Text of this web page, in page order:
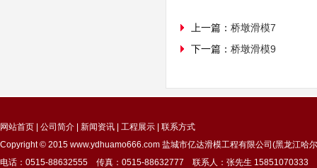
上一篇： 桥墩滑模7
下一篇： 桥墩滑模9
网站首页 公司简介 新闻资讯 工程展示
联系方式
Copyright © 2015 www.ydhuamo666.com 盐城市亿达滑模工程有限公司(黑龙江哈
电话：0515-88632555 传真：0515-88632777 联系人：张先生 15851070333